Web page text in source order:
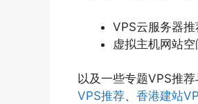
VPS云服务器推
虚拟主机网站
以及一些专题VPS推荐
VPS推荐、 香港建站